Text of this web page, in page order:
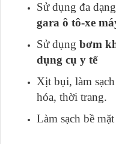
Sử dụng đa
gara ô tô-xe
Sử dụng bơm
dụng cụ y tế
Xịt bụi, làm
hóa, thời trang.
Làm sạch bề